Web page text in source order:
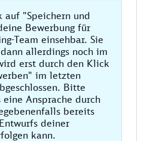
"Speichern und
Bewerbung für
Team einsehbar. Sie
allerdings noch im
erst durch den Klick
im letzten
Bitte
eine Ansprache durch
bereits
deiner
kann.